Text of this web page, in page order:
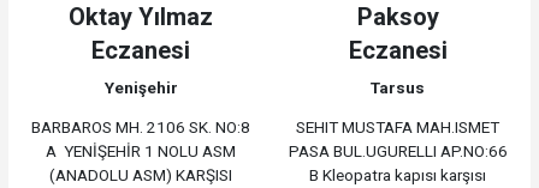
Oktay Yılmaz
Eczanesi
Yenişehir
BARBAROS MH. 2106 SK. NO:8
A YENİŞEHİR 1 NOLU ASM
(ANADOLU ASM) KARŞISI
Paksoy
Eczanesi
Tarsus
SEHIT MUSTAFA MAH.ISMET
PASA BUL.UGURELLI AP.NO:66
B Kleopatra kapısı karşısı